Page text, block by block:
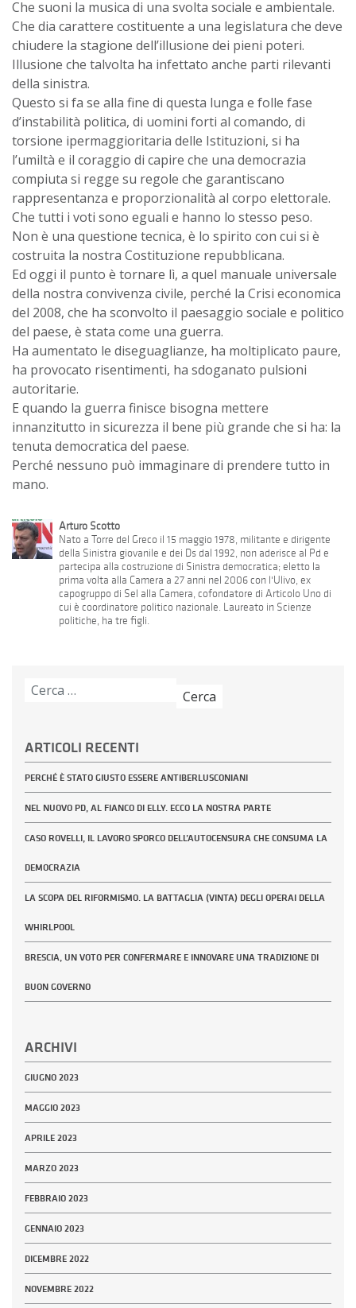
Che suoni la musica di una svolta sociale e ambientale.
Che dia carattere costituente a una legislatura che deve
chiudere la stagione dell’illusione dei pieni poteri.
Illusione che talvolta ha infettato anche parti rilevanti
della sinistra.
Questo si fa se alla fine di questa lunga e folle fase
d’instabilità politica, di uomini forti al comando, di
torsione ipermaggioritaria delle Istituzioni, si ha
l’umiltà e il coraggio di capire che una democrazia
compiuta si regge su regole che garantiscano
rappresentanza e proporzionalità al corpo elettorale.
Che tutti i voti sono eguali e hanno lo stesso peso.
Non è una questione tecnica, è lo spirito con cui si è
costruita la nostra Costituzione repubblicana.
Ed oggi il punto è tornare lì, a quel manuale universale
della nostra convivenza civile, perché la Crisi economica
del 2008, che ha sconvolto il paesaggio sociale e politico
del paese, è stata come una guerra.
Ha aumentato le diseguaglianze, ha moltiplicato paure,
ha provocato risentimenti, ha sdoganato pulsioni
autoritarie.
E quando la guerra finisce bisogna mettere
innanzitutto in sicurezza il bene più grande che si ha: la
tenuta democratica del paese.
Perché nessuno può immaginare di prendere tutto in
mano.
Arturo Scotto
Nato a Torre del Greco il 15 maggio 1978, militante e dirigente
della Sinistra giovanile e dei Ds dal 1992, non aderisce al Pd e
partecipa alla costruzione di Sinistra democratica; eletto la
prima volta alla Camera a 27 anni nel 2006 con l'Ulivo, ex
capogruppo di Sel alla Camera, cofondatore di Articolo Uno di
cui è coordinatore politico nazionale. Laureato in Scienze
politiche, ha tre figli.
Ricerca
ARTICOLI RECENTI
PERCHÉ È STATO GIUSTO ESSERE ANTIBERLUSCONIANI
NEL NUOVO PD, AL FIANCO DI ELLY. ECCO LA NOSTRA PARTE
CASO ROVELLI, IL LAVORO SPORCO DELL’AUTOCENSURA CHE CONSUMA LA
DEMOCRAZIA
LA SCOPA DEL RIFORMISMO. LA BATTAGLIA (VINTA) DEGLI OPERAI DELLA
WHIRLPOOL
BRESCIA, UN VOTO PER CONFERMARE E INNOVARE UNA TRADIZIONE DI
BUON GOVERNO
ARCHIVI
GIUGNO 2023
MAGGIO 2023
APRILE 2023
MARZO 2023
FEBBRAIO 2023
GENNAIO 2023
DICEMBRE 2022
NOVEMBRE 2022